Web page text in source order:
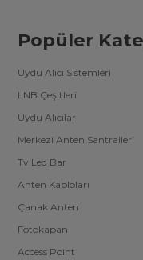
Popüler
Uydu Alıcı Sistemleri
LNB Çeşitleri
Uydu Alıcılar
Merkezi Anten Santralleri
Tv Led Bar
Anten Kabloları
Çanak Anten
Fotokapan
Access Point